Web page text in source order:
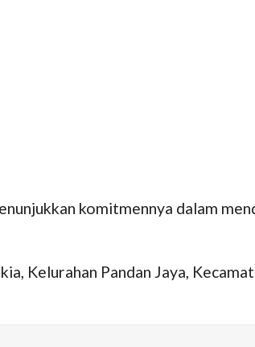
komitmennya dalam
Kelurahan Pandan Jaya,